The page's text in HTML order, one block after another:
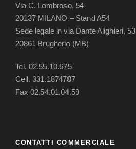
Via C. Lombroso, 54
20137 MILANO – Stand A54
Sede legale in via Dante Alighieri, 53
20861 Brugherio (MB)
Tel. 02.55.10.675
Cell. 331.1874787
Fax 02.54.01.04.59
CONTATTI COMMERCIALE